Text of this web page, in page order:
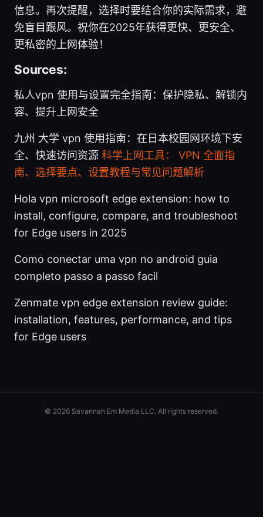
信息。再次提醒，选择时要结合你的实际需求，避
免盲目跟风。祝你在2025年获得更快、更安全、
更私密的上网体验！
Sources:
私人vpn 使用与设置完全指南：保护隐私、解锁内
容、提升上网安全
九州 大学 vpn 使用指南：在日本校园网环境下安
全、快速访问资源 科学上网工具： VPN 全面指
南、选择要点、设置教程与常见问题解析
Hola vpn microsoft edge extension: how to
install, configure, compare, and troubleshoot
for Edge users in 2025
Como conectar uma vpn no android guia
completo passo a passo facil
Zenmate vpn edge extension review guide:
installation, features, performance, and tips
for Edge users
© 2026 Savannah Em Media LLC. All rights reserved.